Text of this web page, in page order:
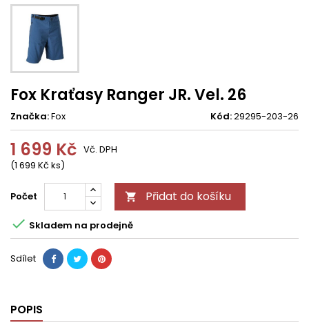
Fox Kraťasy Ranger JR. Vel. 26
Značka:Fox Kód:29295-203-26
1 699 Kč
(1 699 Kč ks)
Vč. DPH
Počet  Přidat do košíku
 Skladem na prodejně
Sdílet
POPIS